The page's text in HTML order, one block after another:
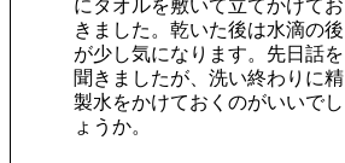
にタオルを敷いて立てかけてお
きました。乾いた後は水滴の後
が少し気になります。先日話を
聞きましたが、洗い終わりに精
製水をかけておくのがいいでし
ょうか。